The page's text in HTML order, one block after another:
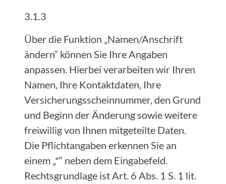
3.1.3
Über die Funktion „Namen/Anschrift
ändern“ können Sie Ihre Angaben
anpassen. Hierbei verarbeiten wir Ihren
Namen, Ihre Kontaktdaten, Ihre
Versicherungsscheinnummer, den Grund
und Beginn der Änderung sowie weitere
freiwillig von Ihnen mitgeteilte Daten.
Die Pflichtangaben erkennen Sie an
einem „*“ neben dem Eingabefeld.
Rechtsgrundlage ist Art. 6 Abs. 1 S. 1 lit.